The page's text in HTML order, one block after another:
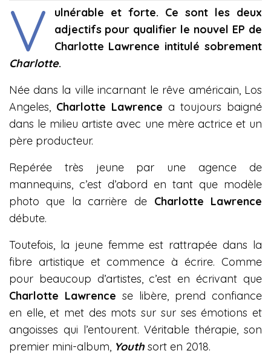
V
ulnérable et forte. Ce sont les deux
adjectifs pour qualifier le nouvel EP de
Charlotte Lawrence intitulé sobrement
Charlotte.
Née dans la ville incarnant le rêve américain, Los
Angeles, Charlotte Lawrence a toujours baigné
dans le milieu artiste avec une mère actrice et un
père producteur.
Repérée très jeune par une agence de
mannequins, c’est d’abord en tant que modèle
photo que la carrière de Charlotte Lawrence
débute.
Toutefois, la jeune femme est rattrapée dans la
fibre artistique et commence à écrire. Comme
pour beaucoup d’artistes, c’est en écrivant que
Charlotte Lawrence se libère, prend confiance
en elle, et met des mots sur sur ses émotions et
angoisses qui l’entourent. Véritable thérapie, son
premier mini-album, Youth sort en 2018.